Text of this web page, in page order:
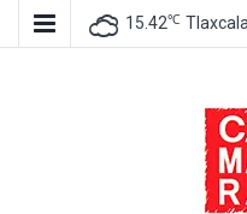
15.42℃ Tlaxcala